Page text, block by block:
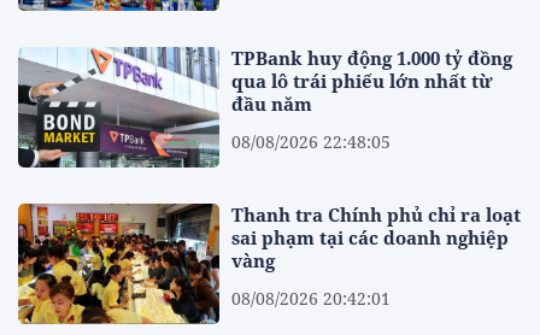
TPBank huy động 1.000 tỷ đồng
qua lô trái phiếu lớn nhất từ
đầu năm
08/08/2026 22:48:05
Thanh tra Chính phủ chỉ ra loạt
sai phạm tại các doanh nghiệp
vàng
08/08/2026 20:42:01